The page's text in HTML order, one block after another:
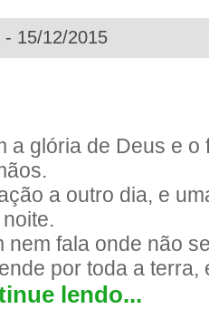
- 15/12/2015
a glória de Deus e o
a outro dia, e
nem fala onde não
por toda a
lendo...